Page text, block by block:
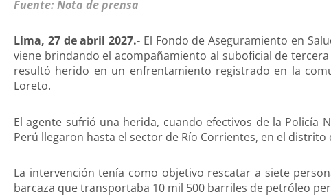
Fuente: Nota de prensa
Lima, 27 de abril 2027.- El Fondo de Aseguramiento en
viene brindando el acompañamiento al suboficial de tercera
resultó herido en un enfrentamiento registrado en la
Loreto.
El agente sufrió una herida, cuando efectivos de la Policía
Perú llegaron hasta el sector de Río Corrientes, en el
La intervención tenía como objetivo rescatar a siete
barcaza que transportaba 10 mil 500 barriles de petróleo